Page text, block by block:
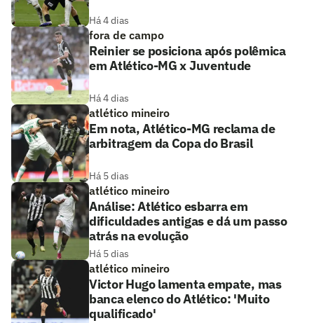
Há 4 dias
fora de campo
Reinier se posiciona após polêmica
em Atlético-MG x Juventude
Há 4 dias
atlético mineiro
Em nota, Atlético-MG reclama de
arbitragem da Copa do Brasil
Há 5 dias
atlético mineiro
Análise: Atlético esbarra em
dificuldades antigas e dá um passo
atrás na evolução
Há 5 dias
atlético mineiro
Victor Hugo lamenta empate, mas
banca elenco do Atlético: 'Muito
qualificado'